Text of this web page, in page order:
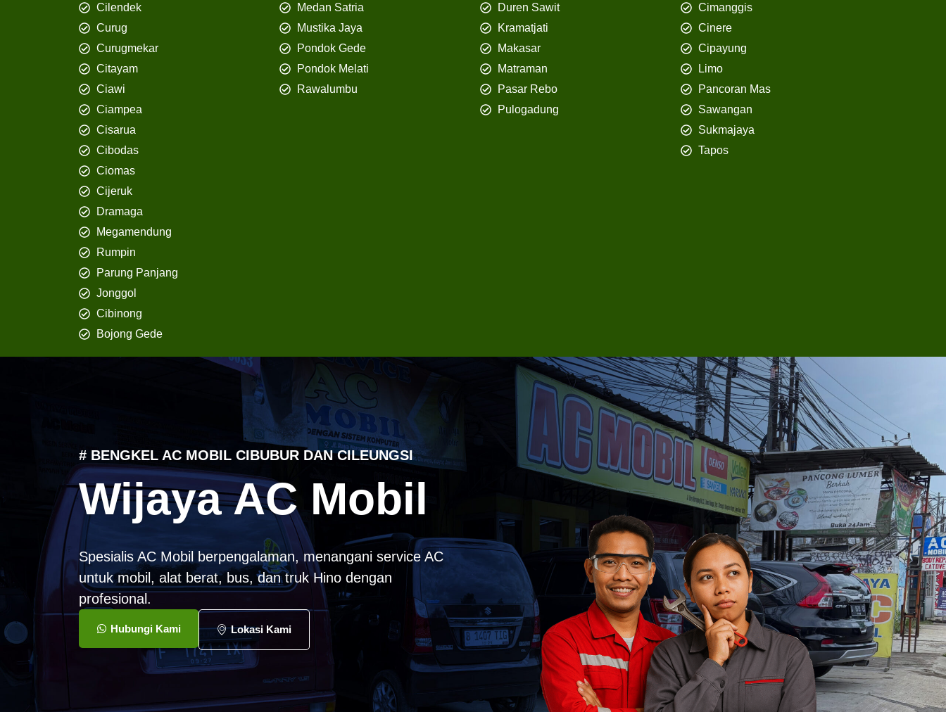
Cilendek
Curug
Curugmekar
Citayam
Ciawi
Ciampea
Cisarua
Cibodas
Ciomas
Cijeruk
Dramaga
Megamendung
Rumpin
Parung Panjang
Jonggol
Cibinong
Bojong Gede
Medan Satria
Mustika Jaya
Pondok Gede
Pondok Melati
Rawalumbu
Duren Sawit
Kramatjati
Makasar
Matraman
Pasar Rebo
Pulogadung
Cimanggis
Cinere
Cipayung
Limo
Pancoran Mas
Sawangan
Sukmajaya
Tapos
# BENGKEL AC MOBIL CIBUBUR DAN CILEUNGSI
Wijaya AC Mobil
Spesialis AC Mobil berpengalaman, menangani service AC
untuk mobil, alat berat, bus, dan truk Hino dengan
profesional.
Hubungi Kami Lokasi Kami